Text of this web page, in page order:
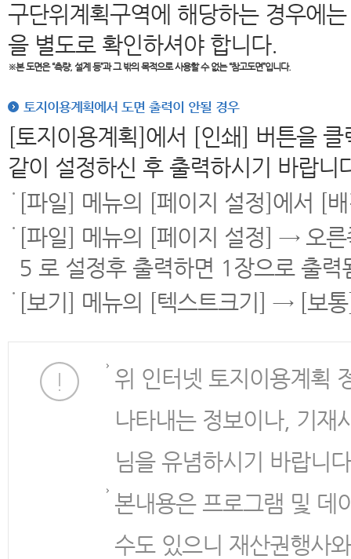
구단위계획구역에 해당하는 경우에
을 별도로 확인하셔야 합니다.
※본 도면은“측량, 설계 등”과 그 밖의 목적으로 사용할 수 없는 “참고도면”입니다.
토지이용계획에서 도면 출력이 안될 경우
[토지이용계획]에서 [인쇄] 버튼을
같이 설정하신 후 출력하시기 바랍니
[파일] 메뉴의 [페이지 설정]에서 [
[파일] 메뉴의 [페이지 설정] → 오
5 로 설정후 출력하면 1장으로 출력
[보기] 메뉴의 [텍스트크기] → [보
위 인터넷 토지이용계획
나타내는 정보이나, 기재
님을 유념하시기 바랍니
본내용은 프로그램 및 데
수도 있으니 재산권행사